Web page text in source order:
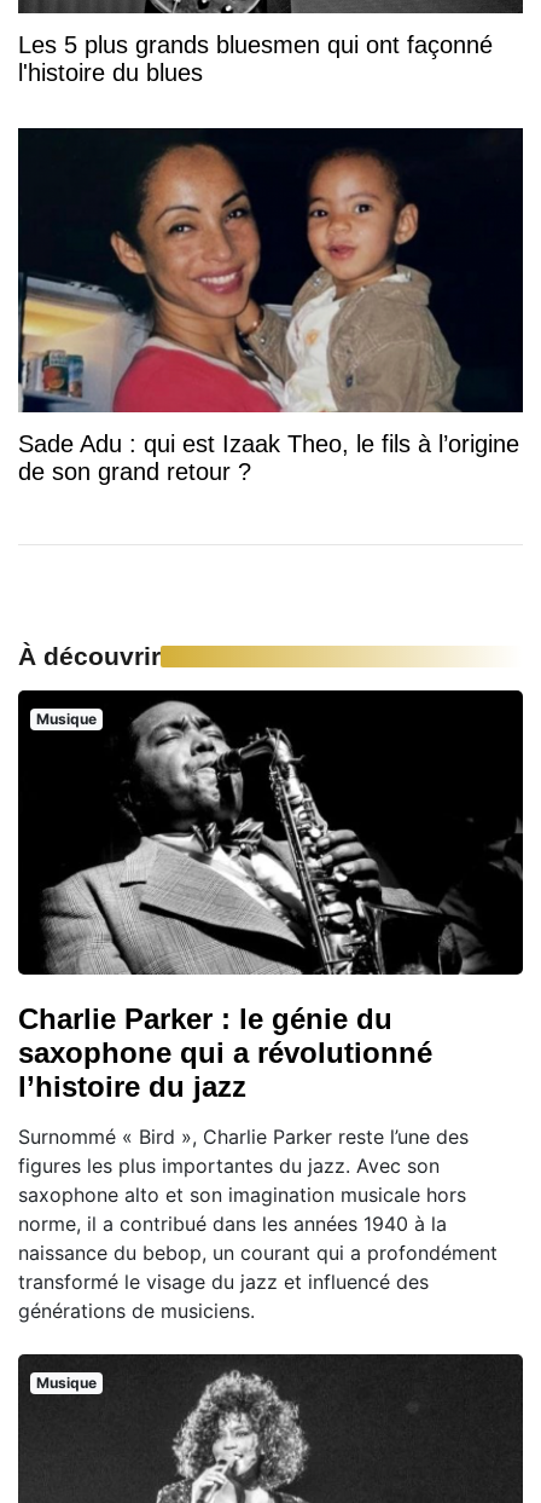
Les 5 plus grands bluesmen qui ont façonné
l'histoire du blues
Sade Adu : qui est Izaak Theo, le fils à l’origine
de son grand retour ?
À découvrir
Musique
Charlie Parker : le génie du
saxophone qui a révolutionné
l’histoire du jazz
Surnommé « Bird », Charlie Parker reste l’une des
figures les plus importantes du jazz. Avec son
saxophone alto et son imagination musicale hors
norme, il a contribué dans les années 1940 à la
naissance du bebop, un courant qui a profondément
transformé le visage du jazz et influencé des
générations de musiciens.
Musique